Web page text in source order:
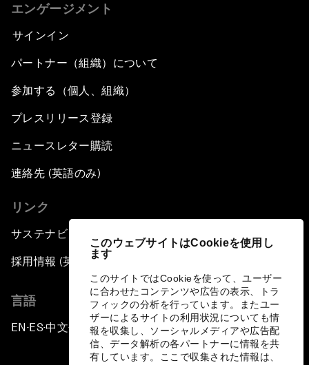
このウェブサイトはCookieを使用し
ます
このサイトではCookieを使って、ユーザー
に合わせたコンテンツや広告の表示、トラ
フィックの分析を行っています。またユー
ザーによるサイトの利用状況についても情
報を収集し、ソーシャルメディアや広告配
信、データ解析の各パートナーに情報を共
有しています。ここで収集された情報は、
エンゲージメント
サインイン
パートナー（組織）について
参加する（個人、組織）
プレスリリース登録
ニュースレター購読
連絡先 (英語のみ)
リンク
サステナビリティへの取り組み
採用情報 (英語のみ)
言語
EN ▪ES▪中文▪ 日本語